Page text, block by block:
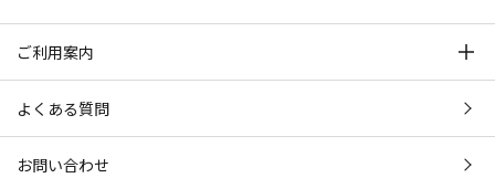
ご利用案内
よくある質問
お問い合わせ